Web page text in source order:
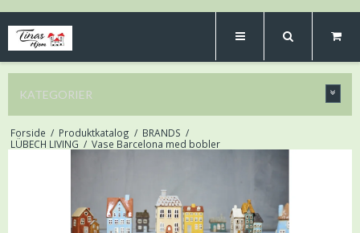
KATEGORIER
Forside / Produktkatalog / BRANDS /
LÜBECH LIVING / Vase Barcelona med bobler